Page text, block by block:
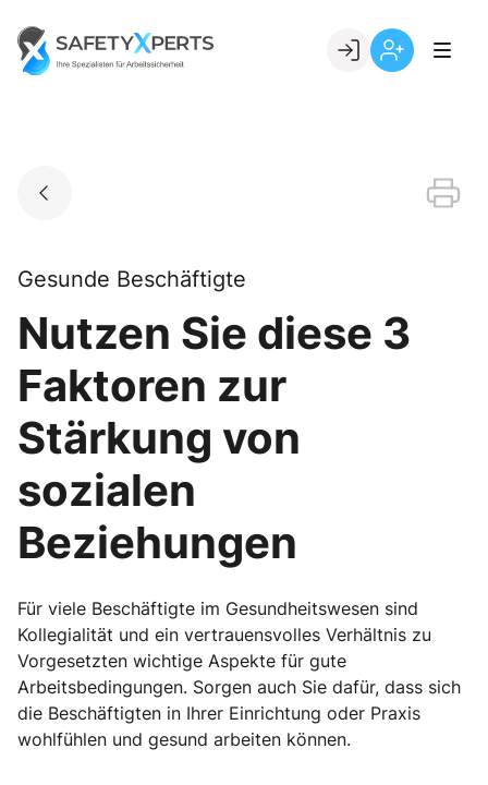
content
Go to landing page.
Gesunde Beschäftigte
Nutzen Sie diese 3
Faktoren zur
Stärkung von
sozialen
Beziehungen
Für viele Beschäftigte im Gesundheitswesen sind
Kollegialität und ein vertrauensvolles Verhältnis zu
Vorgesetzten wichtige Aspekte für gute
Arbeitsbedingungen. Sorgen auch Sie dafür, dass sich
die Beschäftigten in Ihrer Einrichtung oder Praxis
wohlfühlen und gesund arbeiten können.